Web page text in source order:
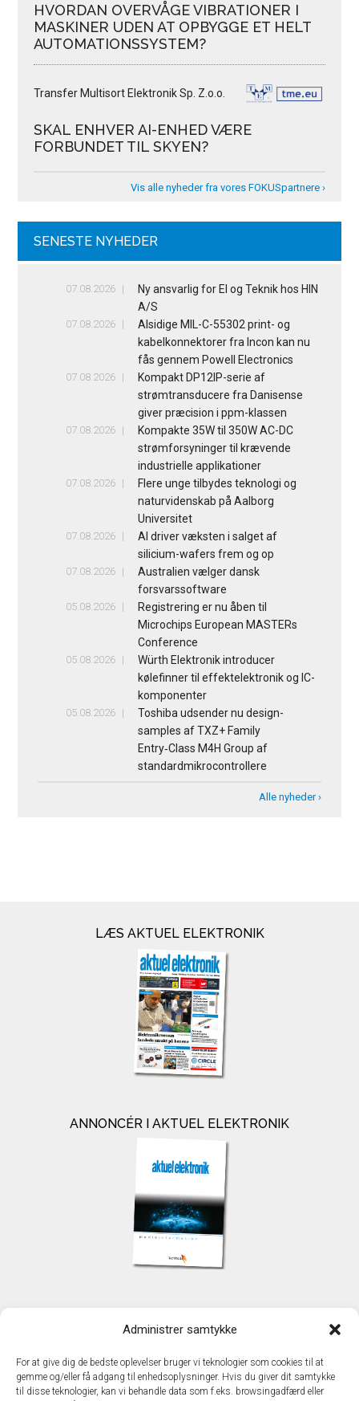
Administrer samtykke
For at give dig de bedste oplevelser bruger vi teknologier som cookies til at
gemme og/eller få adgang til enhedsoplysninger. Hvis du giver dit samtykke
til disse teknologier, kan vi behandle data som f.eks. browsingadfærd eller
HVORDAN OVERVÅGE VIBRATIONER I
MASKINER UDEN AT OPBYGGE ET HELT
AUTOMATIONSSYSTEM?
Transfer Multisort Elektronik Sp. Z.o.o.
SKAL ENHVER AI-ENHED VÆRE
FORBUNDET TIL SKYEN?
Vis alle nyheder fra vores FOKUSpartnere ›
SENESTE NYHEDER
07.08.2026
Ny ansvarlig for El og Teknik hos HIN
A/S
07.08.2026
Alsidige MIL-C-55302 print- og
kabelkonnektorer fra Incon kan nu
fås gennem Powell Electronics
07.08.2026
Kompakt DP12IP-serie af
strømtransducere fra Danisense
giver præcision i ppm-klassen
07.08.2026
Kompakte 35W til 350W AC-DC
strømforsyninger til krævende
industrielle applikationer
07.08.2026
Flere unge tilbydes teknologi og
naturvidenskab på Aalborg
Universitet
07.08.2026
AI driver væksten i salget af
silicium-wafers frem og op
07.08.2026
Australien vælger dansk
forsvarssoftware
05.08.2026
Registrering er nu åben til
Microchips European MASTERs
Conference
05.08.2026
Würth Elektronik introducer
kølefinner til effektelektronik og IC-
komponenter
05.08.2026
Toshiba udsender nu design-
samples af TXZ+ Family
Entry‑Class M4H Group af
standardmikrocontrollere
Alle nyheder ›
LÆS AKTUEL ELEKTRONIK
ANNONCÉR I AKTUEL ELEKTRONIK
TechMedia A/S
DK - 2600 Glostrup
www.techmedia.dk